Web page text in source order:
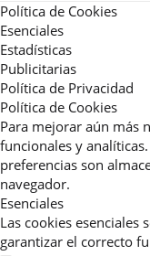
Política de Cookies
Esenciales
Estadísticas
Publicitarias
Política de Privacidad
Política de Cookies
Para mejorar aún más
funcionales y
preferencias son
navegador.
Esenciales
Las cookies esenciales
garantizar el correcto